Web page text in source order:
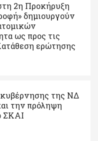
2η Προκήρυξη
δημιουργούν
ως προς τις
ερώτησης
κυβέρνησης της ΝΔ
την πρόληψη
ΣΚΑΙ